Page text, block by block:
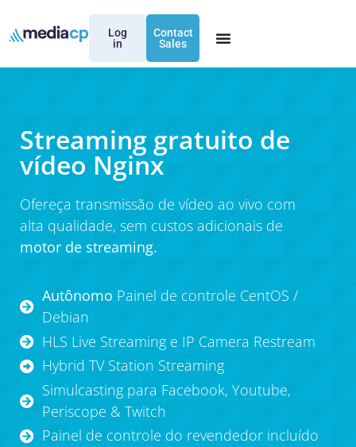
Log
in
Contact
Sales
Streaming gratuito de
vídeo Nginx
Ofereça transmissão de vídeo ao vivo com
alta qualidade, sem custos adicionais de
motor de streaming.
Autônomo Painel de controle CentOS /
Debian
HLS Live Streaming e IP Camera Restream
Hybrid TV Station Streaming
Simulcasting para Facebook, Youtube,
Periscope & Twitch
Painel de controle do revendedor incluído